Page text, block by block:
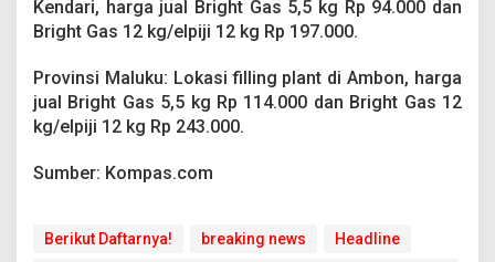
Kendari, harga jual Bright Gas 5,5 kg Rp 94.000 dan
Bright Gas 12 kg/elpiji 12 kg Rp 197.000.
Provinsi Maluku: Lokasi filling plant di Ambon, harga
jual Bright Gas 5,5 kg Rp 114.000 dan Bright Gas 12
kg/elpiji 12 kg Rp 243.000.
Sumber: Kompas.com
Berikut Daftarnya! breaking news
Headline